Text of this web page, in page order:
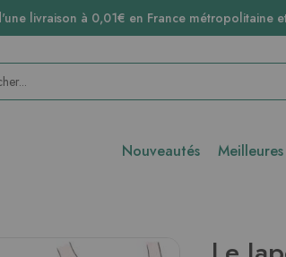
livraison à 0,01€ en France métropolitaine
Nouveautés